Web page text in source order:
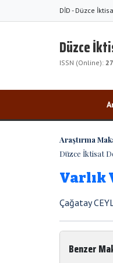
DİD - Düzce
Düzce
ISSN (Online):
Araştırma
Düzce İktisat
Varlık
Çağatay
Benzer